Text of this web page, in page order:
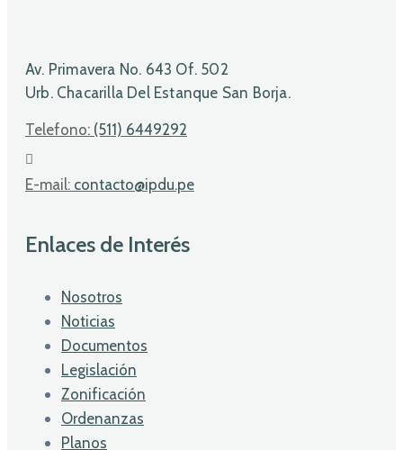
Av. Primavera No. 643 Of. 502
Urb. Chacarilla Del Estanque San Borja.
Telefono: (511) 6449292
E-mail: contacto@ipdu.pe
Enlaces de Interés
Nosotros
Noticias
Documentos
Legislación
Zonificación
Ordenanzas
Planos